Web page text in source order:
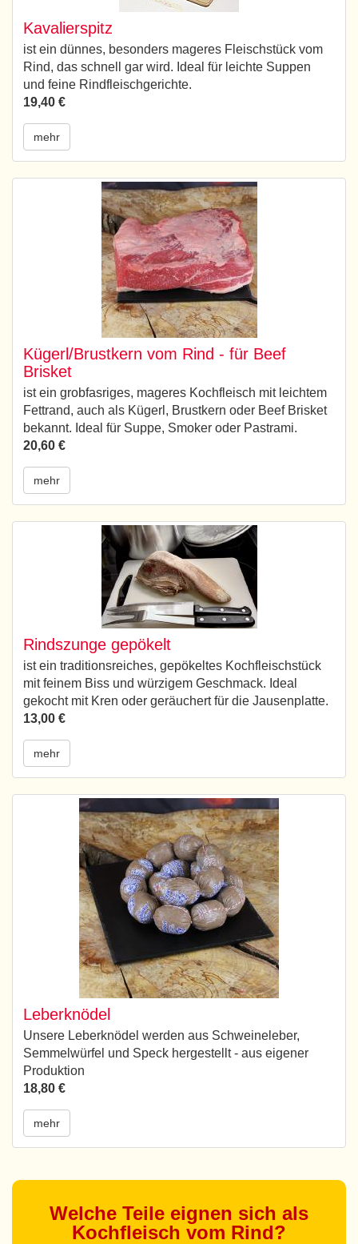
Kavalierspitz
ist ein dünnes, besonders mageres Fleischstück vom
Rind, das schnell gar wird. Ideal für leichte Suppen
und feine Rindfleischgerichte.
19,40 €
mehr
Kügerl/Brustkern vom Rind - für Beef
Brisket
ist ein grobfasriges, mageres Kochfleisch mit leichtem
Fettrand, auch als Kügerl, Brustkern oder Beef Brisket
bekannt. Ideal für Suppe, Smoker oder Pastrami.
20,60 €
mehr
Rindszunge gepökelt
ist ein traditionsreiches, gepökeltes Kochfleischstück
mit feinem Biss und würzigem Geschmack. Ideal
gekocht mit Kren oder geräuchert für die Jausenplatte.
13,00 €
mehr
Leberknödel
Unsere Leberknödel werden aus Schweineleber,
Semmelwürfel und Speck hergestellt - aus eigener
Produktion
18,80 €
mehr
Welche Teile eignen sich als
Kochfleisch vom Rind?